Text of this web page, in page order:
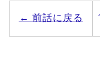
← 前話に戻る